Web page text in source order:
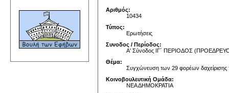
Αριθμός:
10434
Τύπος:
Ερωτήσεις
Συνοδος / Περίοδος:
Α' Σύνοδος ΙΓ΄ ΠΕΡΙΟΔΟΣ
Θέμα:
Συγχώνευση των 29 φορέων
Κοινοβουλευτική Ομάδα:
ΝΕΑ ΔΗΜΟΚΡΑΤΙΑ